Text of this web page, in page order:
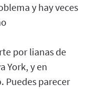
y hay veces
por lianas de
York, y en
Puedes parecer